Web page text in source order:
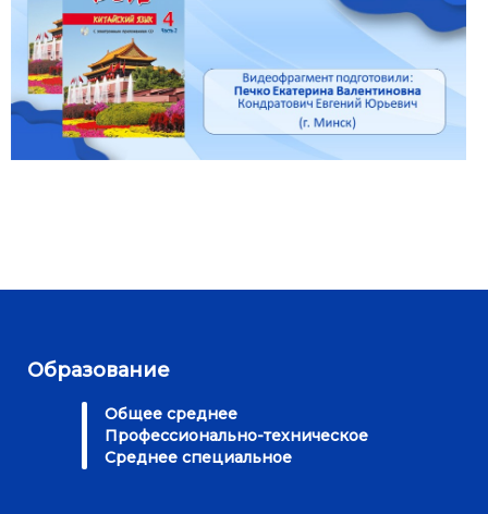
Образование
Общее среднее
Профессионально-техническое
Среднее специальное